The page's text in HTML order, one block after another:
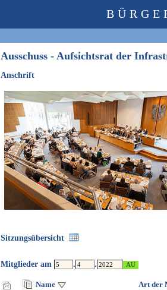
Ausschuss - Aufsichtsrat der
Anschrift
Sitzungsübersicht
Mitglieder am . .
Name Art der